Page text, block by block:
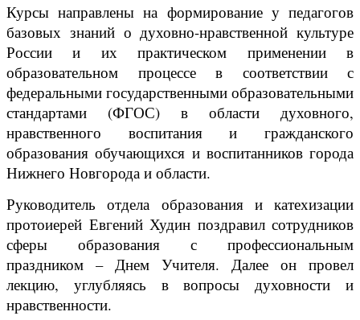
Курсы направлены на формирование у педагогов
базовых знаний о духовно-нравственной культуре
России и их практическом применении в
образовательном процессе в соответствии с
федеральными государственными образовательными
стандартами (ФГОС) в области духовного,
нравственного воспитания и гражданского
образования обучающихся и воспитанников города
Нижнего Новгорода и области.
Руководитель отдела образования и катехизации
протоиерей Евгений Худин поздравил сотрудников
сферы образования с профессиональным
праздником – Днем Учителя. Далее он провел
лекцию, углубляясь в вопросы духовности и
нравственности.